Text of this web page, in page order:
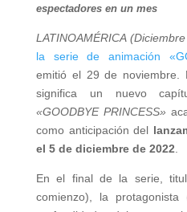
espectadores en un mes
LATINOAMÉRICA
la serie de animación
emitió el 29 de
significa un nuevo
«GOODBYE PRINCESS»
como anticipación del
el 5 de diciembre de 2022
En el final de la serie,
comienzo), la